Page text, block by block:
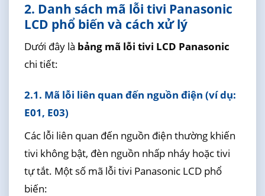
2. Danh sách mã lỗi tivi Panasonic
LCD phổ biến và cách xử lý
Dưới đây là bảng mã lỗi tivi LCD Panasonic
chi tiết:
2.1. Mã lỗi liên quan đến nguồn điện (ví dụ:
E01, E03)
Các lỗi liên quan đến nguồn điện thường khiến
tivi không bật, đèn nguồn nhấp nháy hoặc tivi
tự tắt. Một số mã lỗi tivi Panasonic LCD phổ
biến: